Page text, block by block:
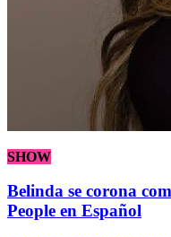
SHOW
Belinda se corona
People en Español